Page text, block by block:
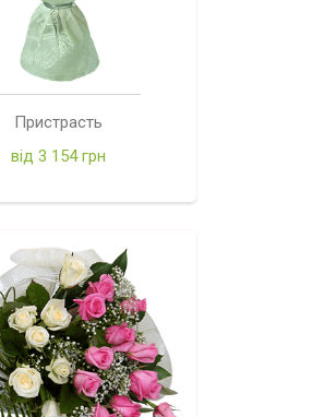
Пристрасть
від 3 154 грн